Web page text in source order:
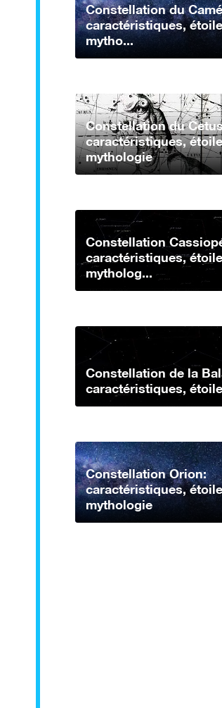
Constellation du
caractéristiques,
mytho...
Constellation du
caractéristiques,
mythologie
Constellation
caractéristiques,
mytholog...
Constellation de la
caractéristiques,
Constellation Orion:
caractéristiques,
mythologie